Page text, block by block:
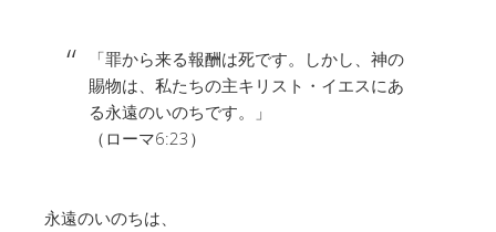
「罪から来る報酬は死です。しかし、神の
賜物は、私たちの主キリスト・イエスにあ
る永遠のいのちです。」
（ローマ6:23）
永遠のいのちは、